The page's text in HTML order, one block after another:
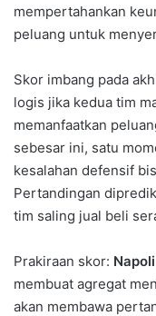
mempertahankan
peluang untuk
Skor imbang pada
logis jika kedua tim
memanfaatkan
sebesar ini, satu
kesalahan defensif
Pertandingan
tim saling jual beli
Prakiraan skor:
membuat agregat
akan membawa